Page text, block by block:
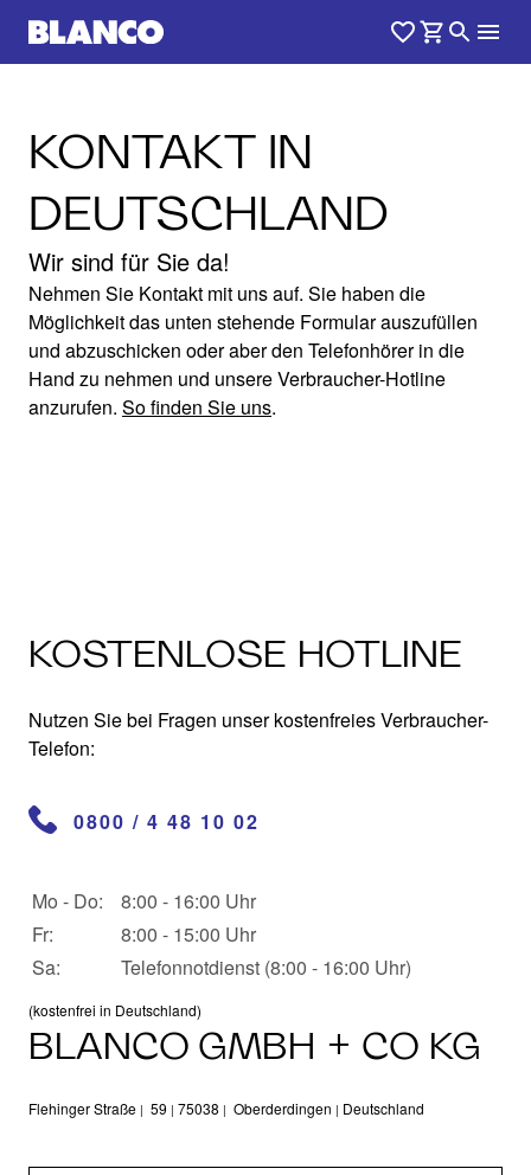
KONTAKT IN
DEUTSCHLAND
Wir sind für Sie da!
Nehmen Sie Kontakt mit uns auf. Sie haben die
Möglichkeit das unten stehende Formular auszufüllen
und abzuschicken oder aber den Telefonhörer in die
Hand zu nehmen und unsere Verbraucher-Hotline
anzurufen. So finden Sie uns.
KOSTENLOSE HOTLINE
Nutzen Sie bei Fragen unser kostenfreies Verbraucher-
Telefon:
0800 / 4 48 10 02
Öffnungszeiten
WochentagÖffnungszeiten
Mo - Do:
8:00 - 16:00 Uhr
Fr:
8:00 - 15:00 Uhr
Sa:
Telefonnotdienst (8:00 - 16:00 Uhr)
(kostenfrei in Deutschland)
BLANCO GMBH + CO KG
Flehinger Straße | 59 | 75038 | Oberderdingen | Deutschland